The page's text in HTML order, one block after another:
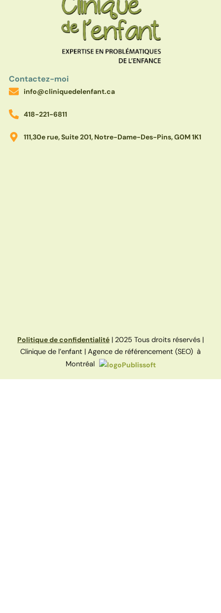
Contactez-moi
info@cliniquedelenfant.ca
418-221-6811
111,30e rue, Suite 201, Notre-Dame-Des-Pins, G0M 1K1
Politique de confidentialité | 2025 Tous droits réservés |
Clinique de l’enfant | Agence de référencement (SEO) à
Montréal